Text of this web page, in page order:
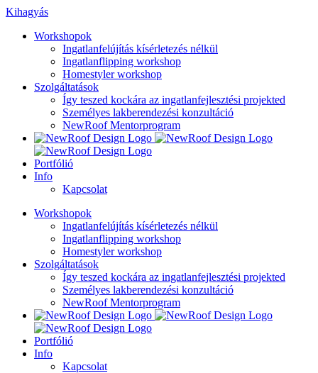
Kihagyás
Workshopok
Ingatlanfelújítás kísérletezés nélkül
Ingatlanflipping workshop
Homestyler workshop
Szolgáltatások
Így teszed kockára az ingatlanfejlesztési projekted
Személyes lakberendezési konzultáció
NewRoof Mentorprogram
Portfólió
Info
Kapcsolat
Workshopok
Ingatlanfelújítás kísérletezés nélkül
Ingatlanflipping workshop
Homestyler workshop
Szolgáltatások
Így teszed kockára az ingatlanfejlesztési projekted
Személyes lakberendezési konzultáció
NewRoof Mentorprogram
Portfólió
Info
Kapcsolat